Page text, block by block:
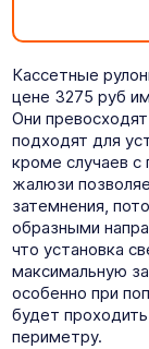
Кассетные
цене 3275 руб
Они
подходят для
кроме случаев
жалюзи
затемнения,
образными
что установка
максимальную
особенно при
будет
периметру.